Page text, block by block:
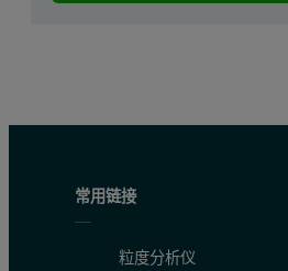
常用链接
粒度分析仪